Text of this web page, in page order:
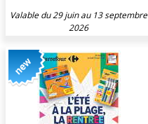
Valable du 29 juin au 13 septembre
2026